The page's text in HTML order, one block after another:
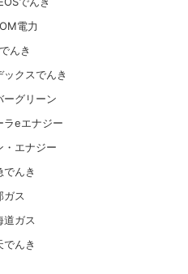
電力
んき
ックスでんき
ーグリーン
ラeエナジー
・エナジー
でんき
ガス
道ガス
でんき